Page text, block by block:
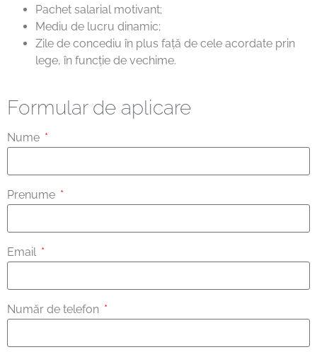
Pachet salarial motivant;
Mediu de lucru dinamic;
Zile de concediu în plus față de cele acordate prin
lege, în funcție de vechime.
Formular de aplicare
Nume
Prenume
Email
Număr de telefon